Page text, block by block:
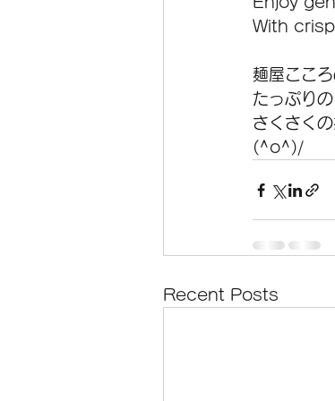
With
麺屋こころ
たっぷり
さくさく
(^o^)/
Recent Posts